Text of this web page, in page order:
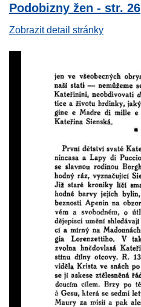
Podobizny žen - str. 26
Zobrazit detail stránky